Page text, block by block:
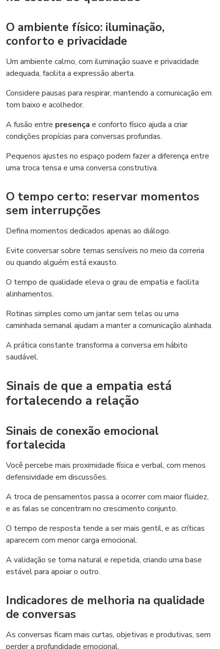
O ambiente físico: iluminação,
conforto e privacidade
Um ambiente calmo, com iluminação suave e privacidade
adequada, facilita a expressão aberta.
Considere pausas para respirar, mantendo a comunicação em
tom baixo e acolhedor.
A fusão entre presença e conforto físico ajuda a criar
condições propícias para conversas profundas.
Pequenos ajustes no espaço podem fazer a diferença entre
uma troca tensa e uma conversa construtiva.
O tempo certo: reservar momentos
sem interrupções
Defina momentos dedicados apenas ao diálogo.
Evite conversar sobre temas sensíveis no meio da correria
ou quando alguém está exausto.
O tempo de qualidade eleva o grau de empatia e facilita
alinhamentos.
Rotinas simples como um jantar sem telas ou uma
caminhada semanal ajudam a manter a comunicação alinhada.
A prática constante transforma a conversa em hábito
saudável.
Sinais de que a empatia está
fortalecendo a relação
Sinais de conexão emocional
fortalecida
Você percebe mais proximidade física e verbal, com menos
defensividade em discussões.
A troca de pensamentos passa a ocorrer com maior fluidez,
e as falas se concentram no crescimento conjunto.
O tempo de resposta tende a ser mais gentil, e as críticas
aparecem com menor carga emocional.
A validação se torna natural e repetida, criando uma base
estável para apoiar o outro.
Indicadores de melhoria na qualidade
de conversas
As conversas ficam mais curtas, objetivas e produtivas, sem
perder a profundidade emocional.